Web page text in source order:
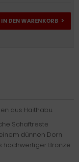
IN DEN WARENKORB
aus Haithabu.
Schaftreste
dünnen Dorn
hochwertiger Bronze